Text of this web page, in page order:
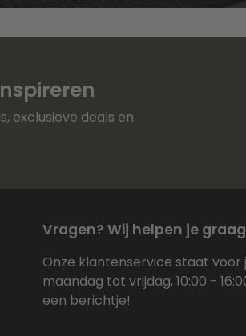
exclusieve deals en
Vragen? Wij helpen je
Onze klantenservice staat voor
maandag tot vrijdag, 10:00 -
een berichtje!